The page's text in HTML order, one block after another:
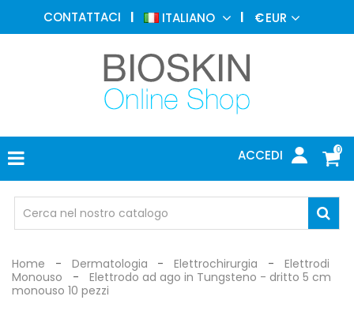
CONTATTACI ITALIANO €EUR
0
ACCEDI
MEDICINA
ESTETICA
DERMATOLOGIA
FOTOTERAPIA
ELETTROMEDICALI
MEDICO
OCCHIALI
DI
Home Dermatologia Elettrochirurgia
Elettrodi
Monouso
Elettrodo ad ago in Tungsteno - dritto 5 cm
monouso 10 pezzi